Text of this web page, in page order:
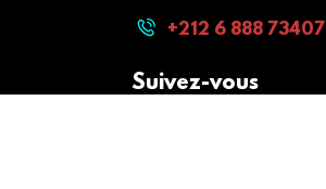
+212 6 888 73407
Suivez-vous